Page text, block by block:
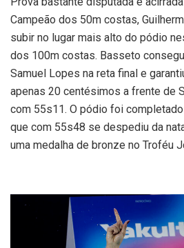
Campeão dos 50m costas,
subir no lugar mais alto do pódio
dos 100m costas. Basseto
Samuel Lopes na reta final e
apenas 20 centésimos a frente de
com 55s11. O pódio foi
que com 55s48 se despediu da
uma medalha de bronze no Troféu